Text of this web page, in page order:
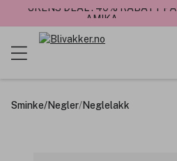
UKENS DEAL : 40% RABATT PÅ
AMIKA
Sminke/Negler/Neglelakk